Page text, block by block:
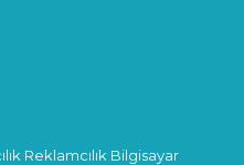
Reklamcılık Bilgisayar